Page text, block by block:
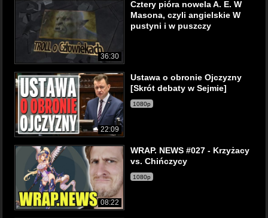
36:30
Cztery pióra nowela A. E. W
Masona, czyli angielskie W
pustyni i w puszczy
22:09
Ustawa o obronie Ojczyzny
[Skrót debaty w Sejmie]
1080p
08:22
WRAP. NEWS #027 - Krzyżacy
vs. Chińczycy
1080p